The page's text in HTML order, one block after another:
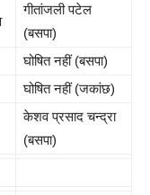
गीतांजली पटेल
(बसपा)
घोषित नहीं (बसपा)
घोषित नहीं (जकांछ)
केशव प्रसाद चन्द्रा
(बसपा)